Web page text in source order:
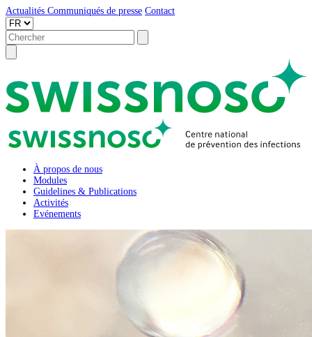
Actualités Communiqués de presse Contact
À propos de nous
Modules
Guidelines & Publications
Activités
Evénements